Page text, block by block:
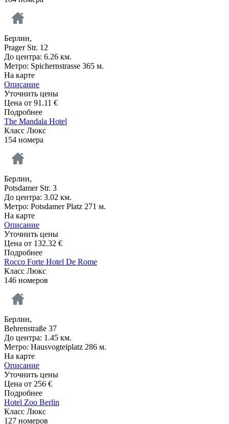
Берлин,
Prager Str. 12
До центра: 6.26 км.
Метро: Spichernstrasse 365 м.
На карте
Описание
Уточнить цены
Цена от 91.11 €
Подробнее
The Mandala Hotel
Класс Люкс
154 номера
Берлин,
Potsdamer Str. 3
До центра: 3.02 км.
Метро: Potsdamer Platz 271 м.
На карте
Описание
Уточнить цены
Цена от 132.32 €
Подробнее
Rocco Forte Hotel De Rome
Класс Люкс
146 номеров
Берлин,
Behrenstraße 37
До центра: 1.45 км.
Метро: Hausvogteiplatz 286 м.
На карте
Описание
Уточнить цены
Цена от 256 €
Подробнее
Hotel Zoo Berlin
Класс Люкс
127 номеров